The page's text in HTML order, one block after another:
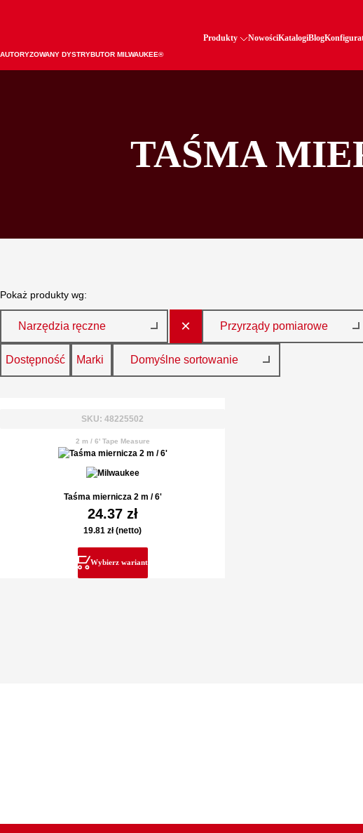
AUTORYZOWANY DYSTRYBUTOR MILWAUKEE®
Produkty NowościKatalogiBlog
TAŚMA
Pokaż produkty wg:
Narzędzia ręczne × Przyrządy pomiarowe
Dostępność Marki Domyślne sortowanie
SKU: 48225502
2 m / 6' Tape Measure
Taśma miernicza 2 m / 6'
24.37 zł
19.81 zł(netto)
Wybierz wariant